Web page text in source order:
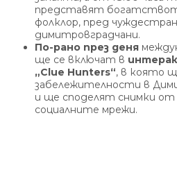
представят
фолклор, пред
димитровградчани.
По-рано през деня
ще се включат в
„Clue Hunters“, в която
забележителности в
и ще споделят снимки
социалните мрежи.